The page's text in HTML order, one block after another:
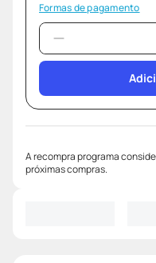
Formas de pagamento
A recompra programa
próximas compras.